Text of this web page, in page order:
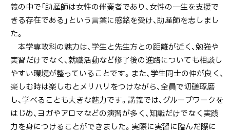
義の中で「助産師は女性の伴奏者であり、女性の一生を支援で
きる存在である」という言葉に感銘を受け、助産師を志しまし
た。
本学専攻科の魅力は、学生と先生方との距離が近く、勉強や
実習だけでなく、就職活動など修了後の進路についても相談し
やすい環境が整っていることです。また、学生同士の仲が良く、
楽しむ時は楽しむとメリハリをつけながら、全員で切磋琢磨
し、学べることも大きな魅力です。講義では、グループワークを
はじめ、ヨガやアロマなどの演習が多く、知識だけでなく実践
力を身につけることができました。実際に実習に臨んだ際に